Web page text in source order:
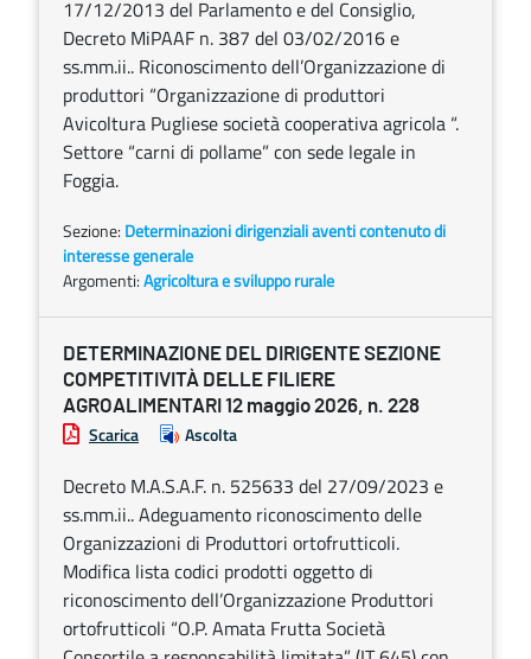
17/12/2013 del Parlamento e del Consiglio,
Decreto MiPAAF n. 387 del 03/02/2016 e
ss.mm.ii.. Riconoscimento dell’Organizzazione di
produttori “Organizzazione di produttori
Avicoltura Pugliese società cooperativa agricola “.
Settore “carni di pollame” con sede legale in
Foggia.
Sezione: Determinazioni dirigenziali aventi contenuto di
interesse generale
Argomenti:Agricoltura e sviluppo rurale
DETERMINAZIONE DEL DIRIGENTE SEZIONE
COMPETITIVITÀ DELLE FILIERE
AGROALIMENTARI 12 maggio 2026, n. 228
Scarica Ascolta
Decreto M.A.S.A.F. n. 525633 del 27/09/2023 e
ss.mm.ii.. Adeguamento riconoscimento delle
Organizzazioni di Produttori ortofrutticoli.
Modifica lista codici prodotti oggetto di
riconoscimento dell’Organizzazione Produttori
ortofrutticoli “O.P. Amata Frutta Società